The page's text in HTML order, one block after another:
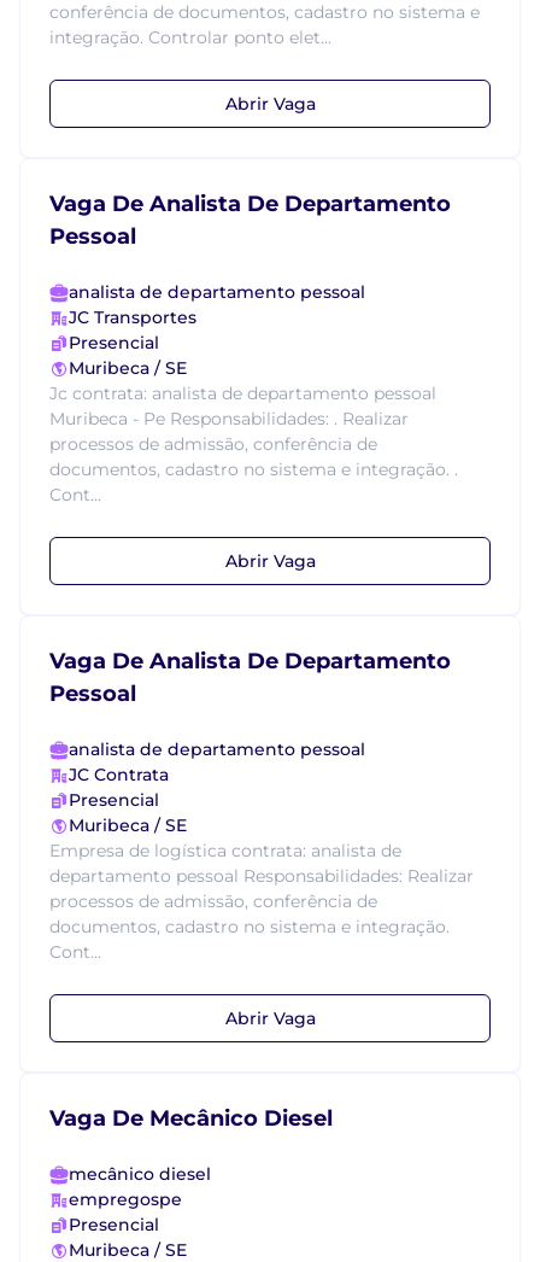
conferência de documentos, cadastro no sistema e
integração. Controlar ponto elet...
Abrir Vaga
Vaga De Analista De Departamento
Pessoal
analista de departamento pessoal
JC Transportes
Presencial
Muribeca / SE
Jc contrata: analista de departamento pessoal
Muribeca - Pe Responsabilidades: . Realizar
processos de admissão, conferência de
documentos, cadastro no sistema e integração. .
Cont...
Abrir Vaga
Vaga De Analista De Departamento
Pessoal
analista de departamento pessoal
JC Contrata
Presencial
Muribeca / SE
Empresa de logística contrata: analista de
departamento pessoal Responsabilidades: Realizar
processos de admissão, conferência de
documentos, cadastro no sistema e integração.
Cont...
Abrir Vaga
Vaga De Mecânico Diesel
mecânico diesel
empregospe
Presencial
Muribeca / SE